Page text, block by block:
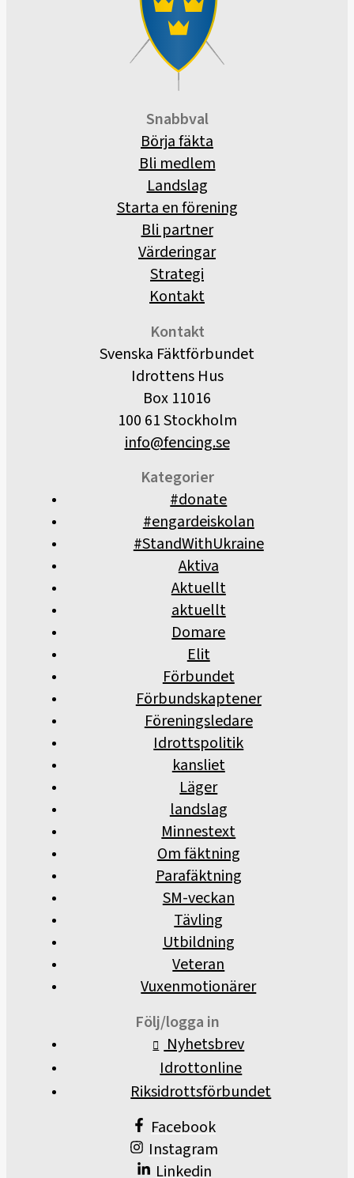
Snabbval
Börja fäkta
Bli medlem
Landslag
Starta en förening
Bli partner
Värderingar
Strategi
Kontakt
Kontakt
Svenska Fäktförbundet
Idrottens Hus
Box 11016
100 61 Stockholm
info@fencing.se
Kategorier
#donate
#engardeiskolan
#StandWithUkraine
Aktiva
Aktuellt
aktuellt
Domare
Elit
Förbundet
Förbundskaptener
Föreningsledare
Idrottspolitik
kansliet
Läger
landslag
Minnestext
Om fäktning
Parafäktning
SM-veckan
Tävling
Utbildning
Veteran
Vuxenmotionärer
Följ/logga in
Nyhetsbrev
Idrottonline
Riksidrottsförbundet
Facebook
Instagram
Linkedin